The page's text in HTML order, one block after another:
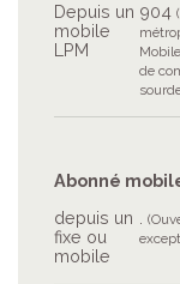
Depuis un
mobile
LPM
904
de
Abonné
depuis un
fixe ou
mobile